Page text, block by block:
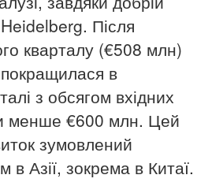
Heidelberg. Після
кварталу (€508 млн)
в
з обсягом вхідних
менше €600 млн. Цей
зумовлений
в Азії, зокрема в Китаї.